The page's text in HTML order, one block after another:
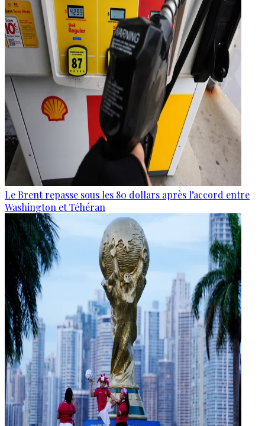
Le Brent repasse sous les 80 dollars après l’accord entre
Washington et Téhéran